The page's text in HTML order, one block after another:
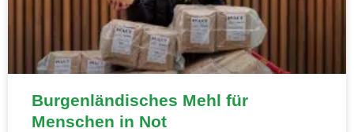
Burgenländisches Mehl für
Menschen in Not